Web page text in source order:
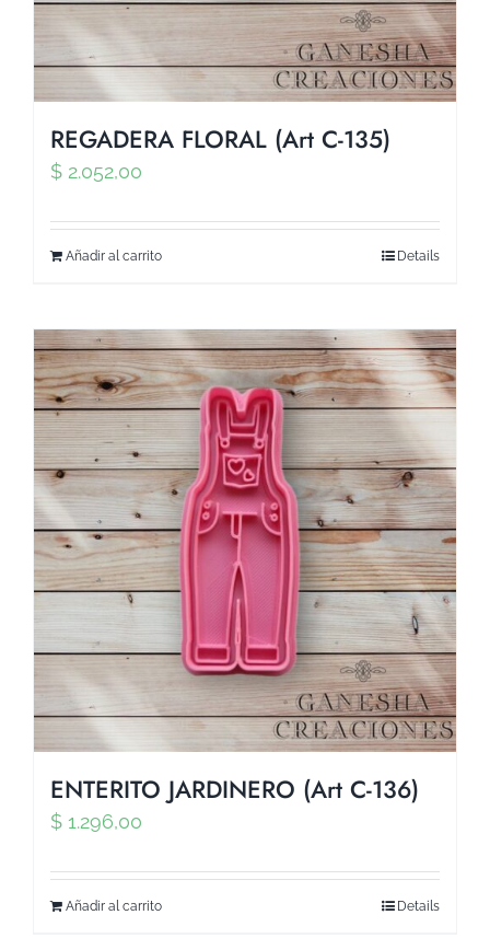
REGADERA FLORAL (Art C-135)
$ 2.052,00
Añadir al carrito Details
ENTERITO JARDINERO (Art C-136)
$ 1.296,00
Añadir al carrito Details